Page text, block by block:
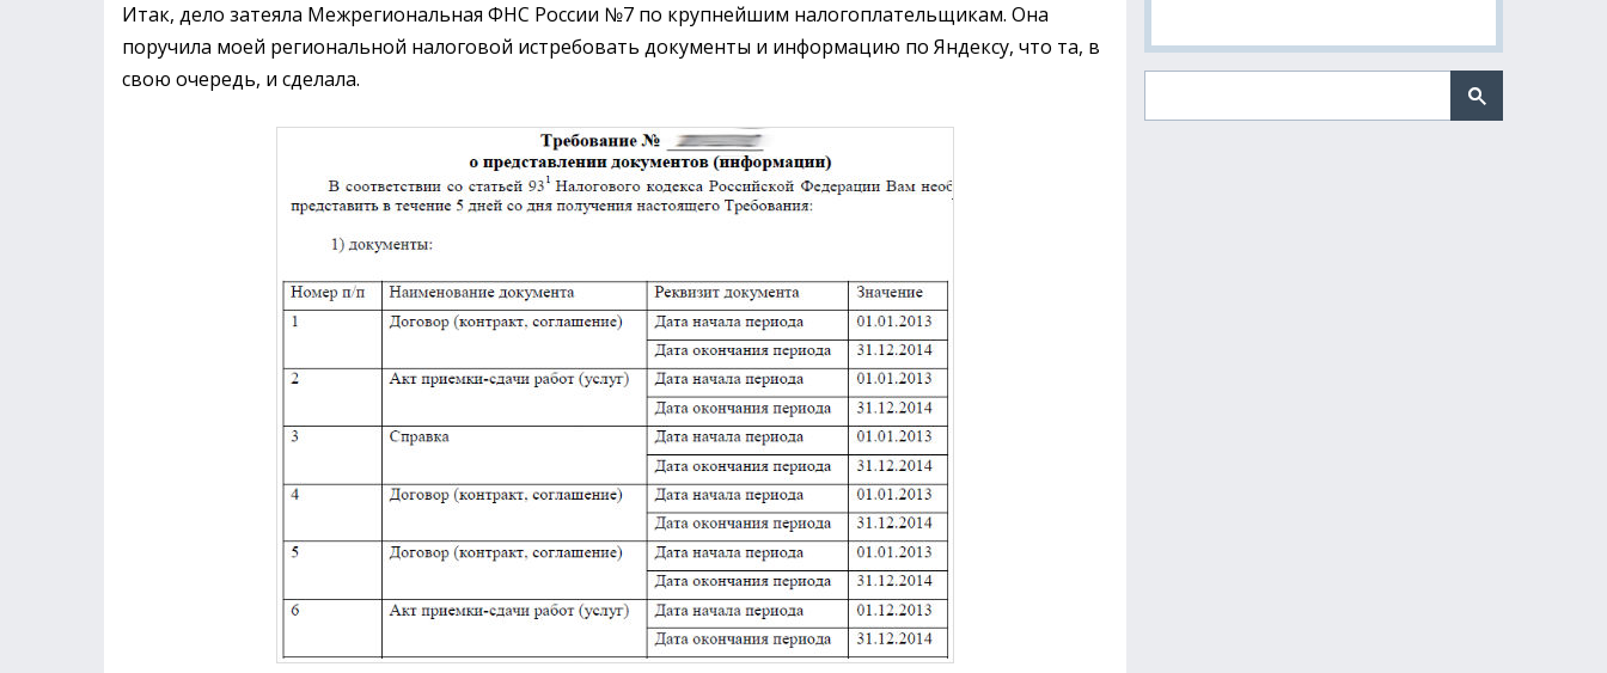
Итак, дело затеяла Межрегиональная ФНС России №7 по крупнейшим налогоплательщикам. Она
поручила моей региональной налоговой истребовать документы и информацию по Яндексу, что та, в
свою очередь, и сделала.
Поиск по сайту